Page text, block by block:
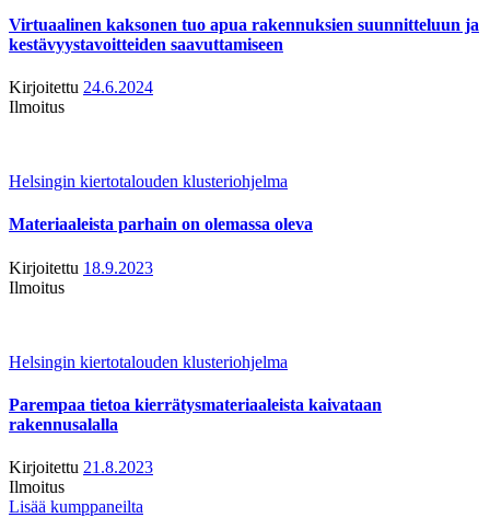
Virtuaalinen kaksonen tuo apua rakennuksien suunnitteluun ja
kestävyystavoitteiden saavuttamiseen
Kirjoitettu 24.6.2024
Ilmoitus
Helsingin kiertotalouden klusteriohjelma
Materiaaleista parhain on olemassa oleva
Kirjoitettu 18.9.2023
Ilmoitus
Helsingin kiertotalouden klusteriohjelma
Parempaa tietoa kierrätysmateriaaleista kaivataan
rakennusalalla
Kirjoitettu 21.8.2023
Ilmoitus
Lisää kumppaneilta